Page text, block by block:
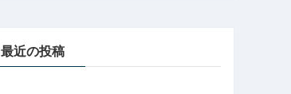
最近の投稿